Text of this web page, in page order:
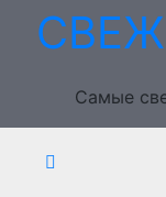
Перейти
Самые